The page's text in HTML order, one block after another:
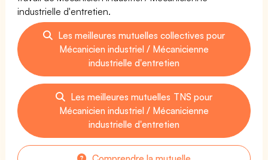
industrielle d'entretien.
Les meilleures mutuelles collectives pour
Mécanicien industriel / Mécanicienne
industrielle d'entretien
Les meilleures mutuelles TNS pour
Mécanicien industriel / Mécanicienne
industrielle d'entretien